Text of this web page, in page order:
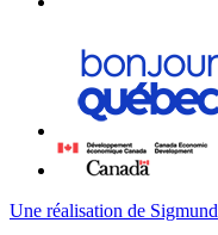
Une réalisation de Sigmund